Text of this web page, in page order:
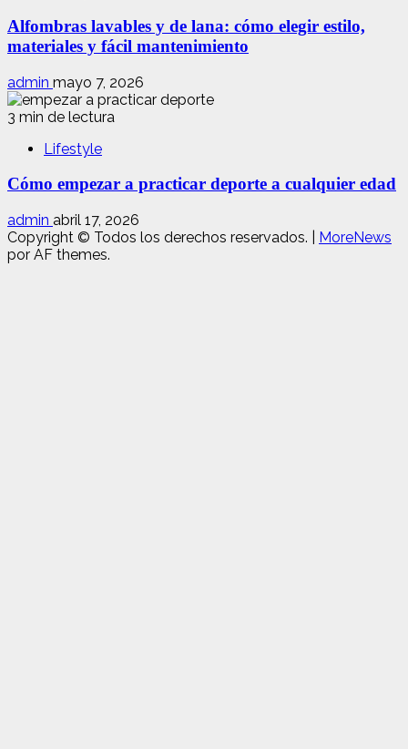
Alfombras lavables y de lana: cómo elegir estilo,
materiales y fácil mantenimiento
admin mayo 7, 2026
3 min de lectura
Lifestyle
Cómo empezar a practicar deporte a cualquier edad
admin abril 17, 2026
Copyright © Todos los derechos reservados.
MoreNews
por AF themes.